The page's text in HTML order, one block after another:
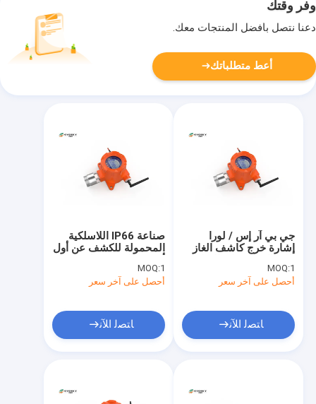
وفر وقتك
دعنا نتصل بأفضل المنتجات معك.
أعط متطلباتك
صناعة IP66 اللاسلكية
المحمولة للكشف عن أول
الحائط
MOQ:1
أحصل على آخر سعر
ﺎﺘﺼﻟ ﺍﻶﻧ
جي بي آر إس / لورا
إشارة خرج كاشف الغاز
MOQ:1
أحصل على آخر سعر
ﺎﺘﺼﻟ ﺍﻶﻧ